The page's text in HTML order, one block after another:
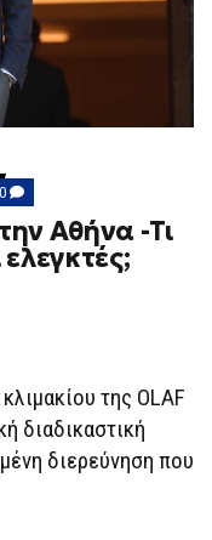
0 COMMENTS
ON
Η
ΠΑΡΟΥΣΊΑ
ΤΗΣ
ΕΥΡΩΠΑΊΟΙ
ΕΛΕΓΚΤΈΣ;
Αθήνα -Τι
της OLAF
διαδικαστική
διερεύνηση που